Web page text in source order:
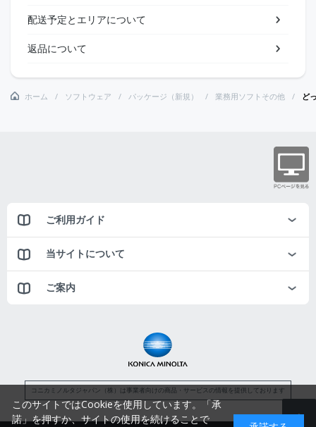
配送予定とエリアについて
返品について
ホーム ソフトウェア パッケージ（新規） 業務用ソフトその他 ど
ご利用ガイド
当サイトについて
ご案内
コニカミノルタジャパン（株）は事業者向けの商品・サービスの情報を提供しております
このサイトではCookieを使用しています。「承
諾」を押すか、サイトの使用を続けることで